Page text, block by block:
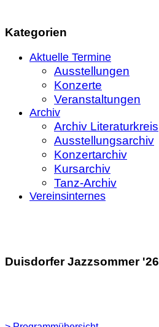
Kategorien
Aktuelle Termine
Ausstellungen
Konzerte
Veranstaltungen
Archiv
Archiv Literaturkreis
Ausstellungsarchiv
Konzertarchiv
Kursarchiv
Tanz-Archiv
Vereinsinternes
Duisdorfer Jazzsommer '26